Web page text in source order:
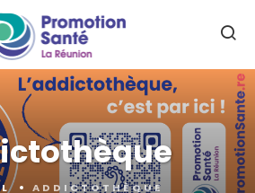
ADDICTOTHÈQUE